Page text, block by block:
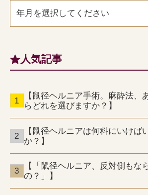
年月を選択してください
人気記事
【鼠径ヘルニア手術。麻酔法、
らどれを選びますか？】
【鼠径ヘルニアは何科にいけば
か？】
【「鼠径ヘルニア、反対側もな
の？」】